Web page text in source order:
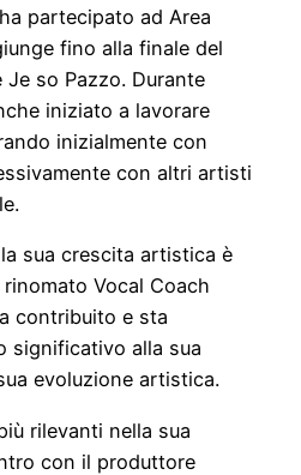
partecipato ad Area
fino alla finale del
Je so Pazzo. Durante
iniziato a lavorare
inizialmente con
con altri artisti
sua crescita artistica è
Vocal Coach
contribuito e sta
significativo alla sua
evoluzione artistica.
rilevanti nella sua
con il produttore